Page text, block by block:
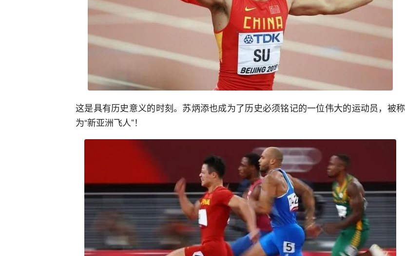
这是具有历史意义的时刻。苏炳添也成为了历史必须铭记的一位伟大的运动员，被称
为“新亚洲飞人”！